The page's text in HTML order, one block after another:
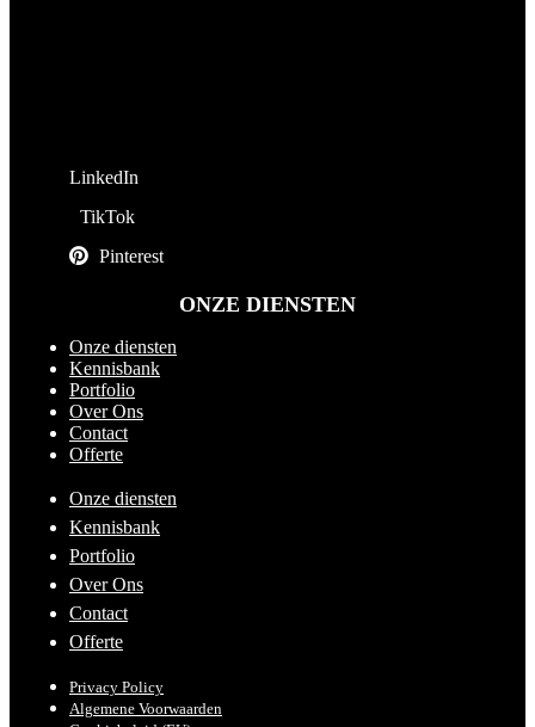
LinkedIn
TikTok
Pinterest
ONZE DIENSTEN
Onze diensten
Kennisbank
Portfolio
Over Ons
Contact
Offerte
Onze diensten
Kennisbank
Portfolio
Over Ons
Contact
Offerte
Privacy Policy
Algemene Voorwaarden